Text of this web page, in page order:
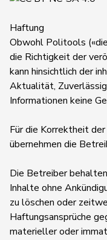
Haftung
Obwohl Politools
die Richtigkeit der
kann hinsichtlich der
Aktualität,
Informationen keine
Für die Korrektheit
übernehmen die
Die Betreiber
Inhalte ohne
zu löschen oder
Haftungsansprüche
materieller oder